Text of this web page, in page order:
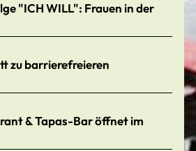
"ICH WILL": Frauen in der
zu barrierefreieren
& Tapas-Bar öffnet im